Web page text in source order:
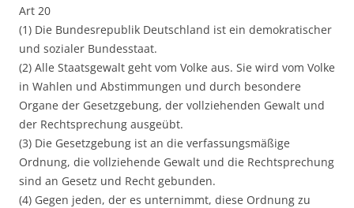
Art 20
(1) Die Bundesrepublik Deutschland ist ein demokratischer
und sozialer Bundesstaat.
(2) Alle Staatsgewalt geht vom Volke aus. Sie wird vom Volke
in Wahlen und Abstimmungen und durch besondere
Organe der Gesetzgebung, der vollziehenden Gewalt und
der Rechtsprechung ausgeübt.
(3) Die Gesetzgebung ist an die verfassungsmäßige
Ordnung, die vollziehende Gewalt und die Rechtsprechung
sind an Gesetz und Recht gebunden.
(4) Gegen jeden, der es unternimmt, diese Ordnung zu